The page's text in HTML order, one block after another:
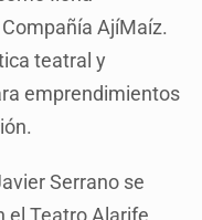
AjíMaíz.
teatral y
emprendimientos
Serrano se